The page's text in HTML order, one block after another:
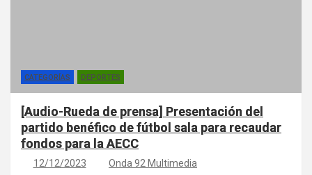
CATEGORÍAS DEPORTES
[Audio-Rueda de prensa] Presentación del
partido benéfico de fútbol sala para recaudar
fondos para la AECC
12/12/2023 Onda 92 Multimedia